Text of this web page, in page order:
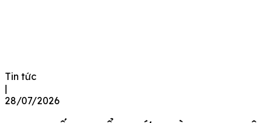
Tin tức
|
28/07/2026